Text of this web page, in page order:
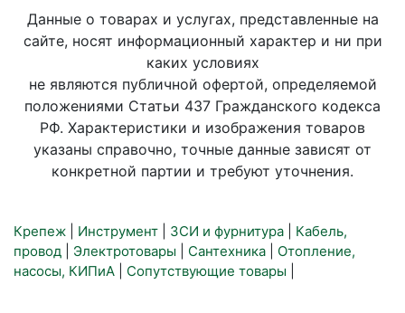
Данные о товарах и услугах, представленные на
сайте, носят информационный характер и ни при
каких условиях
не являются публичной офертой, определяемой
положениями Статьи 437 Гражданского кодекса
РФ. Характеристики и изображения товаров
указаны справочно, точные данные зависят от
конкретной партии и требуют уточнения.
Крепеж Инструмент ЗСИ и фурнитура
Кабель,
провод
Электротовары Сантехника
Отопление,
насосы, КИПиА
Сопутствующие товары